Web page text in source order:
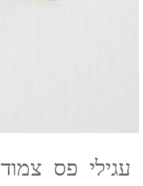
עגילי פס צמוד